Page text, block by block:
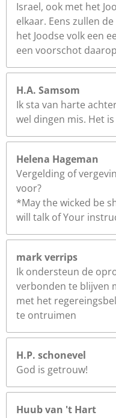
Israel, ook met het
elkaar. Eens zullen
het Joodse volk een
een voorschot
H.A. Samsom
Ik sta van harte
wel dingen mis. Het
Helena Hageman
Vergelding of
voor?
*May the wicked be
will talk of Your
mark verrips
Ik ondersteun de
verbonden te blijven
met het
te ontruimen
H.P. schonevel
God is getrouw!
Huub van 't Hart